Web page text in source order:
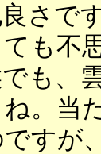
さです
も不
も、
。当
すが